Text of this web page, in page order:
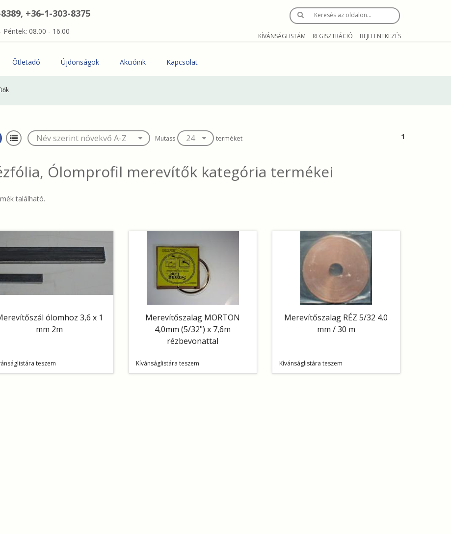
+36-1-303-8375
08.00 - 16.00
Keresés az oldalon…
KÍVÁNSÁGLISTÁM REGISZTRÁCIÓ BEJELENTKEZÉS
Ötletadó Újdonságok Akcióink Kapcsolat
Mutass terméket 1
Ólomprofil merevítőkkategória termékei
található.
ólomhoz 3,6 x 1
mm 2m
teszem
Merevítőszalag MORTON
4,0mm (5/32") x 7,6m
rézbevonattal
Kívánságlistára teszem
Merevítőszalag RÉZ 5/32 4.0
mm / 30 m
Kívánságlistára teszem